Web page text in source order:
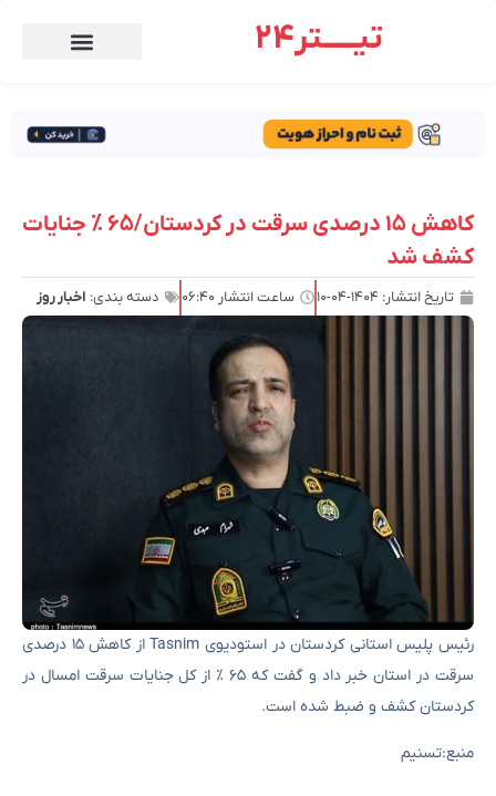
تیـــــتر24
کاهش ۱۵ درصدی سرقت در کردستان/۶۵ ٪ جنایات
کشف شد
تاریخ انتشار: ۱۴۰۴-۰۴-۱۰ ساعت انتشار ۰۶:۴۰ دسته بندی: اخبار روز
رئیس پلیس استانی کردستان در استودیوی Tasnim از کاهش ۱۵ درصدی
سرقت در استان خبر داد و گفت که ۶۵ ٪ از کل جنایات سرقت امسال در
کردستان کشف و ضبط شده است.
منبع:تسنیم